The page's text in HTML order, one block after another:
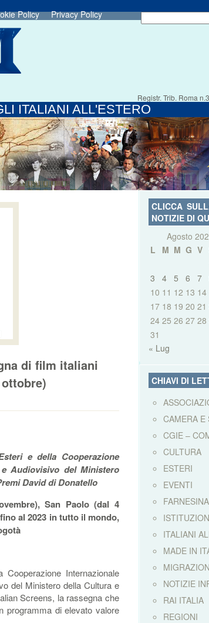
Policy Privacy Policy
Registr. Trib. Roma
ITALIANI ALL'ESTERO
di film italiani
e della Cooperazione
Audiovisivo del Ministero
David di Donatello
San Paolo (dal 4
al 2023 in tutto il mondo,
Internazionale
del Ministero della Cultura e
Screens, la rassegna che
programma di elevato valore
CLICCA
NOTIZIE DI
Agosto
L
M M G V
3
4 5 6 7
10 11 12 13 14
17 18 19 20 21
24 25 26 27 28
31
« Lug
CHIAVI DI
CAMERA E
CGIE –
CULTURA
ESTERI
EVENTI
FARNESINA
ITALIANI
MADE IN
NOTIZIE
RAI ITALIA
REGIONI